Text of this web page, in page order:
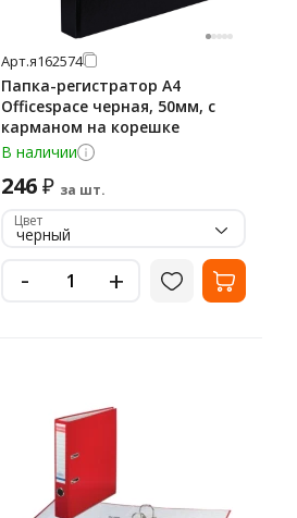
Арт.я162574
Папка-регистратор А4
Officespace черная, 50мм, с
карманом на корешке
В наличии
246₽ за шт.
Цвет
черный
- +